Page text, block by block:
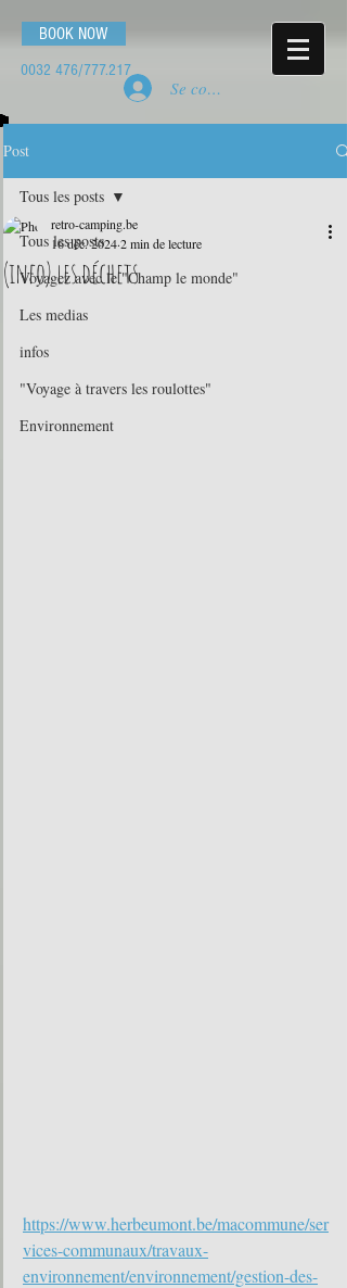
BOOK NOW
0032 476/777.217
Se connecter
Post
Tous les posts
Voyagez avec le "Champ le monde"
Les medias
infos
"Voyage à travers les roulottes"
Environnement
Tous les posts
(info) les déchets
retro-camping.be
16 déc. 20242 min de lecture
https://www.herbeumont.be/macommune/ser
vices-communaux/travaux-
environnement/environnement/gestion-des-